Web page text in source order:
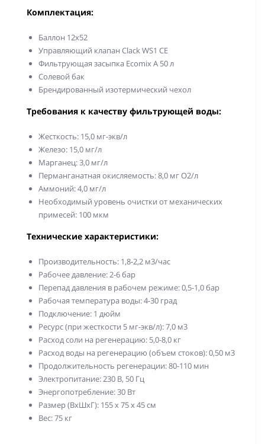
Комплектация:
Баллон 12х52
Управляющий клапан Clack WS1 СE
Фильтрующая засыпка Ecomix A 50 л
Солевой бак
Брендированный изотермический чехол
Требования к качеству фильтрующей воды:
Жесткость: 15,0 мг-экв/л
Железо: 15,0 мг/л
Марганец: 3,0 мг/л
Перманганатная окисляемость: 8,0 мг О2/л
Аммоний: 4,0 мг/л
Необходимый уровень очистки от механических
примесей: 100 мкм
Технические характеристики:
Производительность: 1,8-2,2 м3/час
Рабочее давление: 2-6 бар
Перепад давления в рабочем режиме: 0,5-1,0 бар
Рабочая температура воды: 4-30 град
Подключение: 1 дюйм
Ресурс (при жесткости 5 мг-экв/л): 7,0 м3
Расход соли на регенерацию: 5,0-8,0 кг
Расход воды на регенерацию (объем стоков): 0,50 м3
Продолжительность регенерации: 80-110 мин
Электропитание: 230 В, 50 Гц
Энергопотребление: 30 Вт
Размер (ВхШхГ): 155 х 75 х 45 см
Вес: 75 кг